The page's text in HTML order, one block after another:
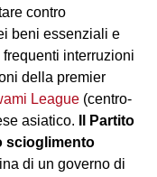
contro
beni essenziali e
interruzioni
della premier
League (centro-
asiatico.
Il Partito
scioglimento
di un governo di